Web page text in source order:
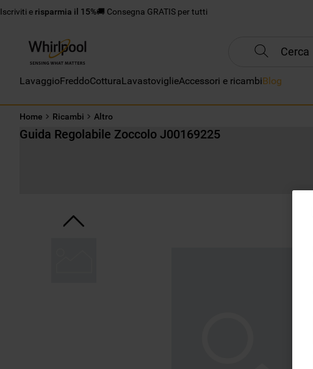
Iscriviti e risparmia il 15%🚚 Consegna GRATIS per tutti
Cerca
LavaggioFreddoCotturaLavastoviglieAccessori e ricambiBlog
Home Ricambi Altro
Guida Regolabile Zoccolo J00169225